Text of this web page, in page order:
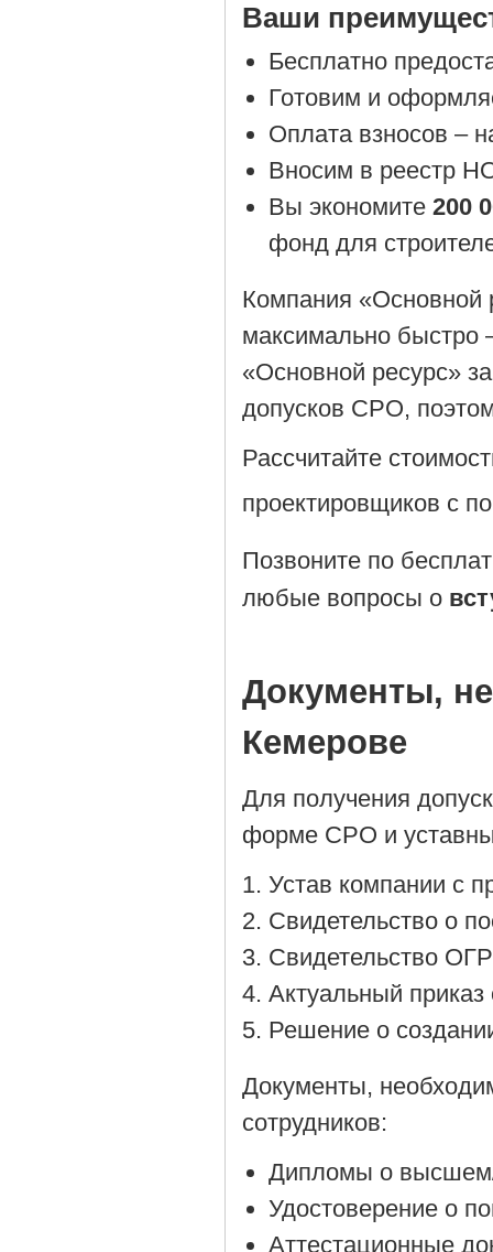
Ваши
Бесплатно
Готовим и
Оплата взносов –
Вносим в реестр
Вы экономите200
фонд для
Компания
максимально быстро
«Основной ресурс»
допусков СРО,
Рассчитайте
проектировщиков с
Позвоните по
любые вопросы о
Документы,
Кемерове
Для получения
форме СРО и
Устав компании с
Cвидетельство о
Cвидетельство
Актуальный приказ
Решение о
Документы,
сотрудников:
Дипломы о
Удостоверение о
Аттестационные